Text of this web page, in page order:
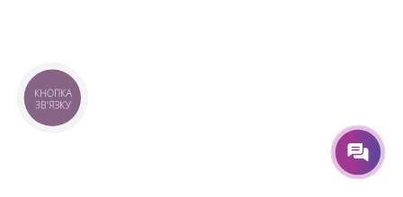
КНОПКА
ЗВ'ЯЗКУ